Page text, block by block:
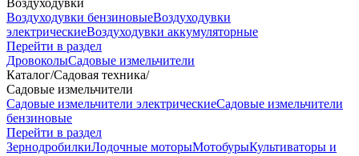
Воздуходувки
Воздуходувки бензиновыеВоздуходувки
электрическиеВоздуходувки аккумуляторные
Перейти в раздел
ДровоколыСадовые измельчители
Каталог/Садовая техника/
Садовые измельчители
Садовые измельчители электрическиеСадовые измельчители
бензиновые
Перейти в раздел
ЗернодробилкиЛодочные моторыМотобурыКультиваторы и